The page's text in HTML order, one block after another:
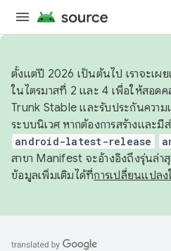
ตั้งแต่ปี 2026 เป็นต้นไป เราจะเผ
ในไตรมาสที่ 2 และ 4 เพื่อให้สอด
Trunk Stable และรับประกันควา
ระบบนิเวศ หากต้องการสร้างและมี
android-latest-release
สาขา Manifest จะอ้างอิงถึงรุ่นล่
ข้อมูลเพิ่มเติมได้ที่การเปลี่ยนแปล